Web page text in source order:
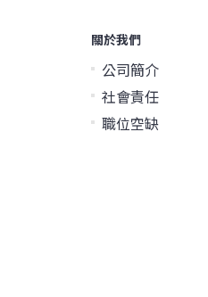
關於我們
公司簡介
社會責任
職位空缺